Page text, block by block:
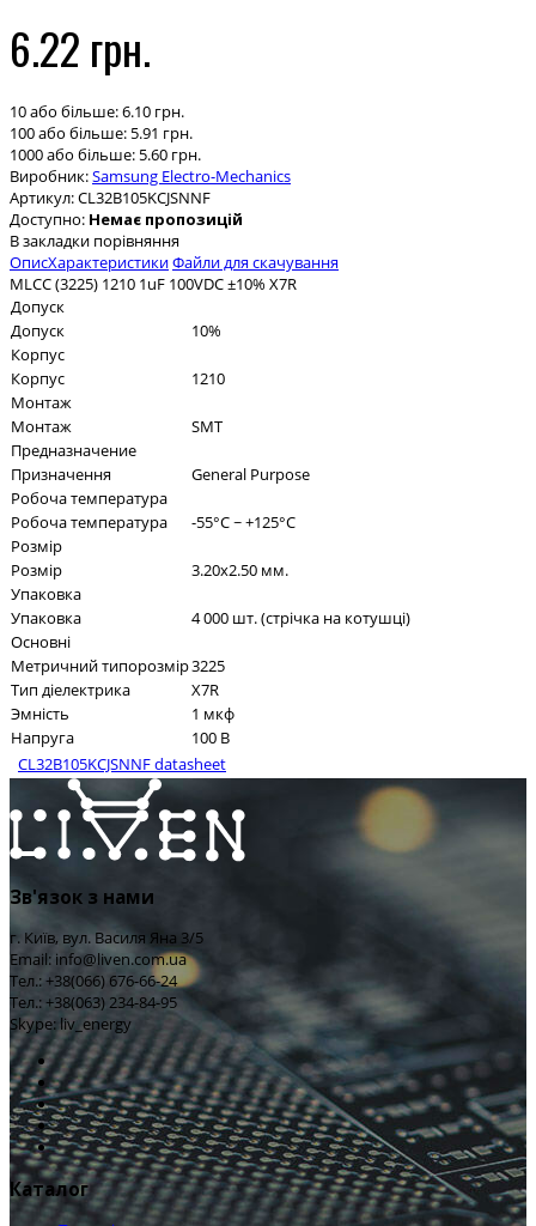
6.22 грн.
10 або більше: 6.10 грн.
100 або більше: 5.91 грн.
1000 або більше: 5.60 грн.
Виробник:Samsung Electro-Mechanics
Артикул:CL32B105KCJSNNF
Доступно: Немає пропозицій
В закладки порівняння
ОписХарактеристикиФайли для скачування
MLCC (3225) 1210 1uF 100VDC ±10% X7R
Допуск
Допуск
10%
Корпус
Корпус
1210
Монтаж
Монтаж
SMT
Предназначение
Призначення
General Purpose
Робоча температура
Робоча температура
-55°C ~ +125°C
Розмір
Розмір
3.20x2.50 мм.
Упаковка
Упаковка
4 000 шт. (стрічка на котушці)
Основні
Метричний типорозмір3225
Тип діелектрика
X7R
Эмність
1 мкф
Напруга
100 В
CL32B105KCJSNNF datasheet
Зв'язок з нами
г. Київ, вул. Василя Яна 3/5
Email: info@liven.com.ua
Тел.: +38(066) 676-66-24
Тел.: +38(063) 234-84-95
Skype: liv_energy
Каталог